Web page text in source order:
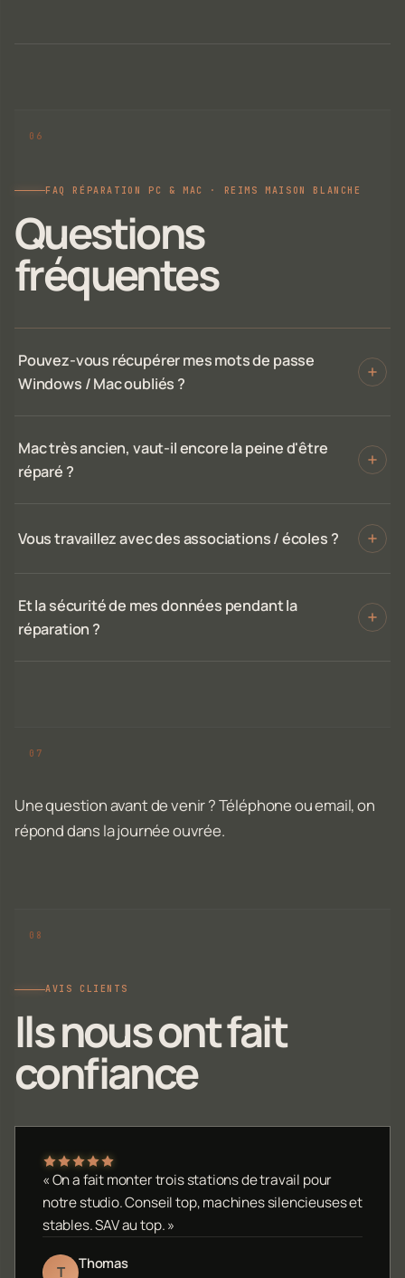
FAQ RÉPARATION PC & MAC · REIMS MAISON BLANCHE
Questions
fréquentes
Pouvez-vous récupérer mes mots de passe
Windows / Mac oubliés ?
Mac très ancien, vaut-il encore la peine d'être
réparé ?
Vous travaillez avec des associations / écoles ?
Et la sécurité de mes données pendant la
réparation ?
Une question avant de venir ? Téléphone ou email, on
répond dans la journée ouvrée.
AVIS CLIENTS
Ils nous ont fait
confiance
« On a fait monter trois stations de travail pour
notre studio. Conseil top, machines silencieuses et
stables. SAV au top. »
T Thomas